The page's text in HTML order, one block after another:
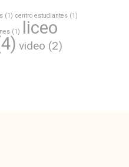
(1) centro estudiantes(1)
(1) liceo
video (2)